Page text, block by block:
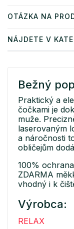
OTÁZKA NA
NÁJDETE V
Bežný
Praktický a
čočkami je
muže.
laserovaným
a náročnosti
obličejům
100%
ZDARMA
vhodný i k
Výrobca:
RELAX